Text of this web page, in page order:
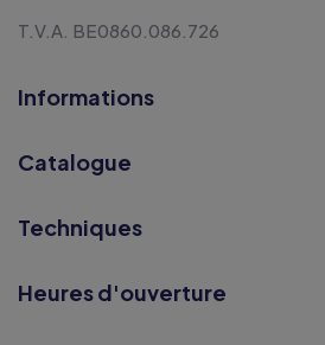
T.V.A. BE0860.086.726
Informations
Catalogue
Techniques
Heures d'ouverture